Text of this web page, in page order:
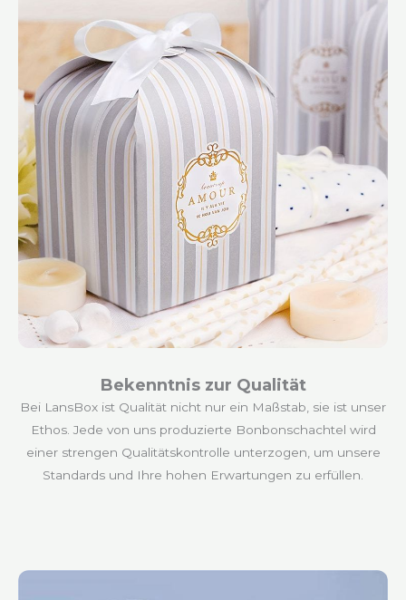
Bekenntnis zur Qualität
Bei LansBox ist Qualität nicht nur ein Maßstab, sie ist unser
Ethos. Jede von uns produzierte Bonbonschachtel wird
einer strengen Qualitätskontrolle unterzogen, um unsere
Standards und Ihre hohen Erwartungen zu erfüllen.